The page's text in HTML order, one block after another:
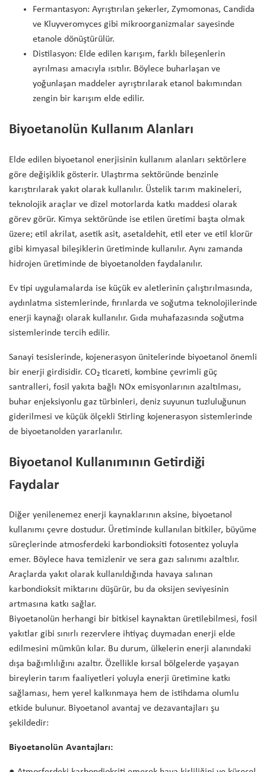
Fermantasyon: Ayrıştırılan şekerler, Zymomonas, Candida
ve Kluyveromyces gibi mikroorganizmalar sayesinde
etanole dönüştürülür.
Distilasyon: Elde edilen karışım, farklı bileşenlerin
ayrılması amacıyla ısıtılır. Böylece buharlaşan ve
yoğunlaşan maddeler ayrıştırılarak etanol bakımından
zengin bir karışım elde edilir.
Biyoetanolün Kullanım Alanları
Elde edilen biyoetanol enerjisinin kullanım alanları sektörlere
göre değişiklik gösterir. Ulaştırma sektöründe benzinle
karıştırılarak yakıt olarak kullanılır. Üstelik tarım makineleri,
teknolojik araçlar ve dizel motorlarda katkı maddesi olarak
görev görür. Kimya sektöründe ise etilen üretimi başta olmak
üzere; etil akrilat, asetik asit, asetaldehit, etil eter ve etil klorür
gibi kimyasal bileşiklerin üretiminde kullanılır. Aynı zamanda
hidrojen üretiminde de biyoetanolden faydalanılır.
Ev tipi uygulamalarda ise küçük ev aletlerinin çalıştırılmasında,
aydınlatma sistemlerinde, fırınlarda ve soğutma teknolojilerinde
enerji kaynağı olarak kullanılır. Gıda muhafazasında soğutma
sistemlerinde tercih edilir.
Sanayi tesislerinde, kojenerasyon ünitelerinde biyoetanol önemli
bir enerji girdisidir. CO₂ ticareti, kombine çevrimli güç
santralleri, fosil yakıta bağlı NOx emisyonlarının azaltılması,
buhar enjeksiyonlu gaz türbinleri, deniz suyunun tuzluluğunun
giderilmesi ve küçük ölçekli Stirling kojenerasyon sistemlerinde
de biyoetanolden yararlanılır.
Biyoetanol Kullanımının Getirdiği
Faydalar
Diğer yenilenemez enerji kaynaklarının aksine, biyoetanol
kullanımı çevre dostudur. Üretiminde kullanılan bitkiler, büyüme
süreçlerinde atmosferdeki karbondioksiti fotosentez yoluyla
emer. Böylece hava temizlenir ve sera gazı salınımı azaltılır.
Araçlarda yakıt olarak kullanıldığında havaya salınan
karbondioksit miktarını düşürür, bu da oksijen seviyesinin
artmasına katkı sağlar.
Biyoetanolün herhangi bir bitkisel kaynaktan üretilebilmesi, fosil
yakıtlar gibi sınırlı rezervlere ihtiyaç duymadan enerji elde
edilmesini mümkün kılar. Bu durum, ülkelerin enerji alanındaki
dışa bağımlılığını azaltır. Özellikle kırsal bölgelerde yaşayan
bireylerin tarım faaliyetleri yoluyla enerji üretimine katkı
sağlaması, hem yerel kalkınmaya hem de istihdama olumlu
etkide bulunur. Biyoetanol avantaj ve dezavantajları şu
şekildedir:
Biyoetanolün Avantajları: